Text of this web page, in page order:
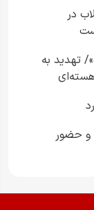
در
تهدید به
و حضور